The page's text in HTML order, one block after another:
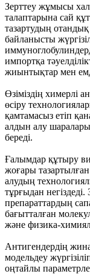
Зерттеу жұмысы
талаптарына сай
тазартудың отандық
байланысты
импортқа
жиынтықтар мен
Өзіміздің химерлі
өсіру
қамтамасыз етіп
алдын алу
береді.
Ғалымдар құтыру
жоғары
алудың
тұрғыдан
препараттардың
бағытталған
және физика-
Антигендердің
модельдеу
оңтайлы